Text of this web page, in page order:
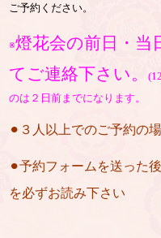
ご予約ください。
※燈花会の前日・当
てご連絡下さい。
のは２日前までになります。
⚫︎３人以上でのご予約の
⚫︎予約フォームを送った
を必ずお読み下さい